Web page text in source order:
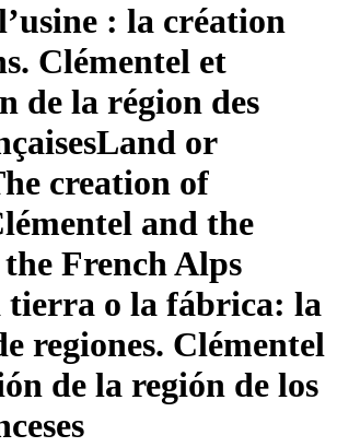
: la création
Clémentel et
de la région des
Land or
creation of
and the
French Alps
tierra o la fábrica: la
regiones. Clémentel
de la región de los